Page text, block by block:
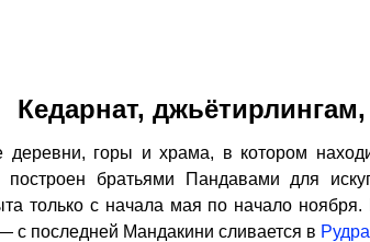
Кедарнат,
горы и храма, в котором
братьями Пандавами для
только с начала мая по начало
с последней Мандакини сливается в